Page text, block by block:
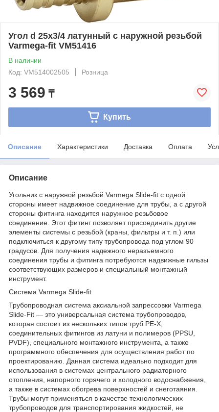
Угол d 25х3/4 латунный с наружной резьбой
Varmega-fit VM51416
В наличии
Код: VM514002505
Розница
3 569 ₸
Купить
Описание Характеристики Доставка Оплата
Описание
Угольник с наружной резьбой Varmega Slide-fit с одной
стороны имеет надвижное соединение для трубы, а с другой
стороны фитинга находится наружное резьбовое
соединение. Этот фитинг позволяет присоединить другие
элементы системы с резьбой (краны, фильтры и т. п.) или
подключиться к другому типу трубопровода под углом 90
градусов. Для получения надежного неразъемного
соединения трубы и фитинга потребуются надвижные гильзы
соответствующих размеров и специальный монтажный
инструмент.
Система Varmega Slide-fit
Трубопроводная система аксиальной запрессовки Varmega
Slide-Fit — это универсальная система трубопроводов,
которая состоит из нескольких типов труб PE-X,
соединительных фитингов из латуни и полимеров (PPSU,
PVDF), специального монтажного инструмента, а также
программного обеспечения для осуществления работ по
проектированию. Данная система идеально подходит для
использования в системах центрального радиаторного
отопления, напорного горячего и холодного водоснабжения,
а также в системах обогрева поверхностей и снеготаяния.
Трубы могут применяться в качестве технологических
трубопроводов для транспортирования жидкостей, не